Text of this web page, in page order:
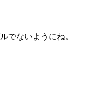
でないようにね。